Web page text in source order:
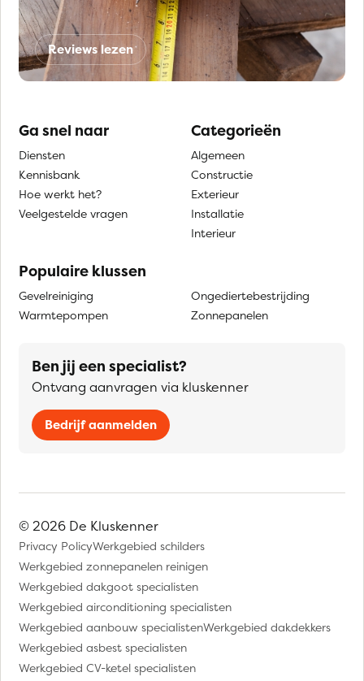
Reviews lezen
Ga snel naar
Diensten
Kennisbank
Hoe werkt het?
Veelgestelde vragen
Categorieën
Algemeen
Constructie
Exterieur
Installatie
Interieur
Populaire klussen
Gevelreiniging
Warmtepompen
Ongediertebestrijding
Zonnepanelen
Ben jij een specialist?
Ontvang aanvragen via kluskenner
Bedrijf aanmelden
© 2026 De Kluskenner
Privacy PolicyWerkgebied schilders
Werkgebied zonnepanelen reinigen
Werkgebied dakgoot specialisten
Werkgebied airconditioning specialisten
Werkgebied aanbouw specialistenWerkgebied dakdekkers
Werkgebied asbest specialisten
Werkgebied CV-ketel specialisten